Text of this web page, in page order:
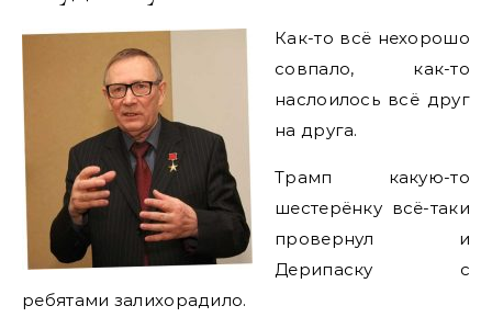
Как-то всё нехорошо
совпало, как-то
наслоилось всё друг
на друга.
Трамп какую-то
шестерёнку всё-таки
провернул и
Дерипаску с
ребятами залихорадило.